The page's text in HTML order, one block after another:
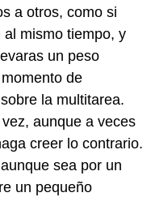
a otros, como si
mismo tiempo, y
un peso
de
la multitarea.
aunque a veces
creer lo contrario.
sea por un
un pequeño